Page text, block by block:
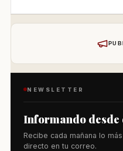
NEWSLETTER
Informando desde
Recibe cada mañana lo
directo en tu correo.